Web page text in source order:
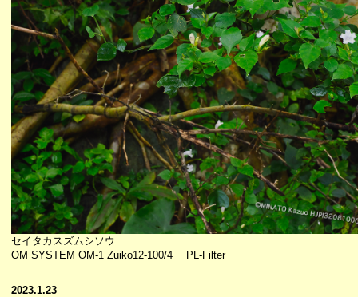
セイタカスズムシソウ
OM SYSTEM OM-1 Zuiko12-100/4 PL-Filter
2023.1.23